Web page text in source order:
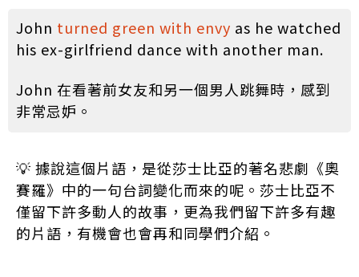
John turned green with envy as he watched
his ex-girlfriend dance with another man.
John 在看著前女友和另一個男人跳舞時，感到
非常忌妒。
💡 據說這個片語，是從莎士比亞的著名悲劇《奧
賽羅》中的一句台詞變化而來的呢。莎士比亞不
僅留下許多動人的故事，更為我們留下許多有趣
的片語，有機會也會再和同學們介紹。